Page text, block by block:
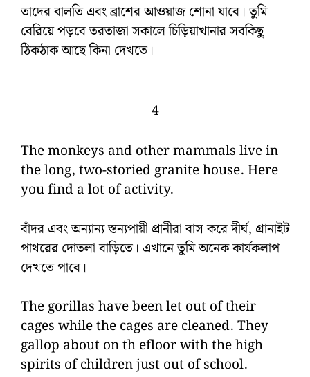
তাদের বালতি এবং ব্রাশের আওয়াজ শোনা যাবে। তুমি
বেরিয়ে পড়বে তরতাজা সকালে চিড়িয়াখানার সবকিছু
ঠিকঠাক আছে কিনা দেখতে।
4
The monkeys and other mammals live in
the long, two-storied granite house. Here
you find a lot of activity.
বাঁদর এবং অন্যান্য স্তন্যপায়ী প্রানীরা বাস করে দীর্ঘ, গ্রানাইট
পাথরের দোতলা বাড়িতে। এখানে তুমি অনেক কার্যকলাপ
দেখতে পাবে।
The gorillas have been let out of their
cages while the cages are cleaned. They
gallop about on th efloor with the high
spirits of children just out of school.